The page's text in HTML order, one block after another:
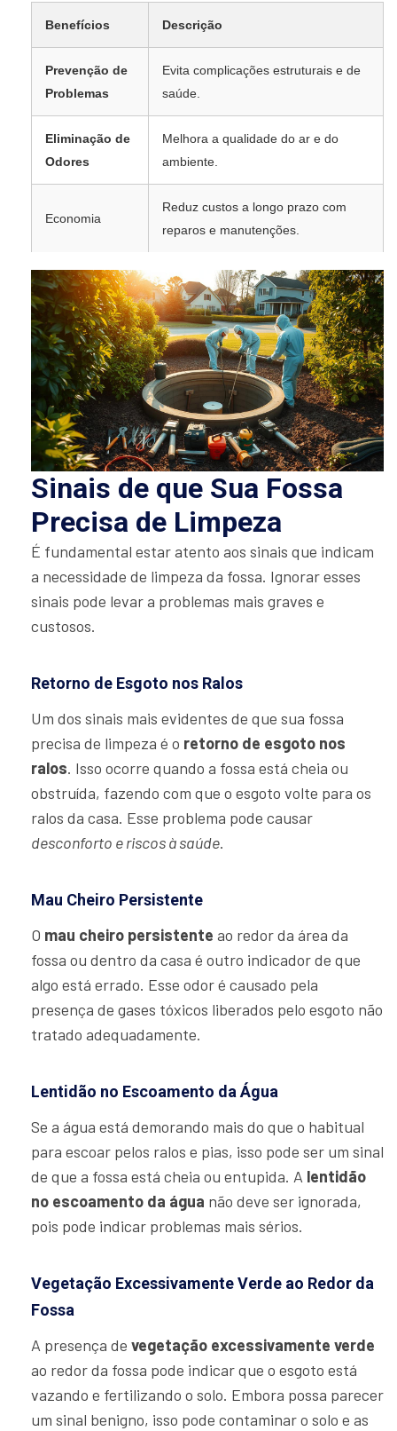
Benefícios Descrição
Prevenção de
Problemas
Evita complicações estruturais e de
saúde.
Eliminação de
Odores
Melhora a qualidade do ar e do
ambiente.
Economia
Reduz custos a longo prazo com
reparos e manutenções.
Sinais de que Sua Fossa
Precisa de Limpeza
É fundamental estar atento aos sinais que indicam
a necessidade de limpeza da fossa. Ignorar esses
sinais pode levar a problemas mais graves e
custosos.
Retorno de Esgoto nos Ralos
Um dos sinais mais evidentes de que sua fossa
precisa de limpeza é o retorno de esgoto nos
ralos. Isso ocorre quando a fossa está cheia ou
obstruída, fazendo com que o esgoto volte para os
ralos da casa. Esse problema pode causar
desconforto e riscos à saúde.
Mau Cheiro Persistente
O mau cheiro persistente ao redor da área da
fossa ou dentro da casa é outro indicador de que
algo está errado. Esse odor é causado pela
presença de gases tóxicos liberados pelo esgoto não
tratado adequadamente.
Lentidão no Escoamento da Água
Se a água está demorando mais do que o habitual
para escoar pelos ralos e pias, isso pode ser um sinal
de que a fossa está cheia ou entupida. A lentidão
no escoamento da água não deve ser ignorada,
pois pode indicar problemas mais sérios.
Vegetação Excessivamente Verde ao Redor da
Fossa
A presença de vegetação excessivamente verde
ao redor da fossa pode indicar que o esgoto está
vazando e fertilizando o solo. Embora possa parecer
um sinal benigno, isso pode contaminar o solo e as